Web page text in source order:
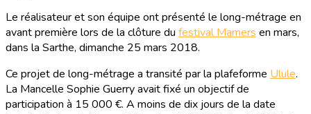
Le réalisateur et son équipe ont présenté le long-métrage en
avant première lors de la clôture du festival Mamersen mars,
dans la Sarthe, dimanche 25 mars 2018.
Ce projet de long-métrage a transité par la plafeforme Ulule.
La Mancelle Sophie Guerry avait fixé un objectif de
participation à 15 000 €. A moins de dix jours de la date